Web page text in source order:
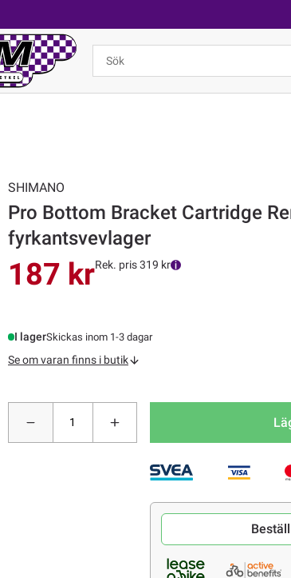
SHIMANO
Pro Bottom Bracket Cartridge
fyrkantsvevlager
187 krRek. pris 319 kr
I lagerSkickas inom 1-3 dagar
Se om varan finns i butik